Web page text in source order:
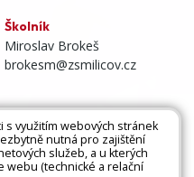
Školník
Miroslav Brokeš
brokesm@zsmilicov.cz
Copyright © 2026 |
Přihlásit|Prohlášení
s využitím webových stránek
nutná pro zajištění
služeb, a u kterých
webu (technické a relační